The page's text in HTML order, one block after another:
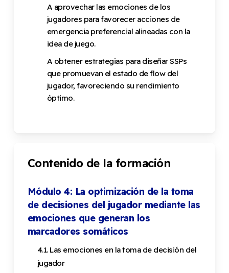
A aprovechar las emociones de los
jugadores para favorecer acciones de
emergencia preferencial alineadas con la
idea de juego.
A obtener estrategias para diseñar SSPs
que promuevan el estado de flow del
jugador, favoreciendo su rendimiento
óptimo.
Contenido de la formación
Módulo 4: La optimización de la toma
de decisiones del jugador mediante las
emociones que generan los
marcadores somáticos
4.1. Las emociones en la toma de decisión del
jugador